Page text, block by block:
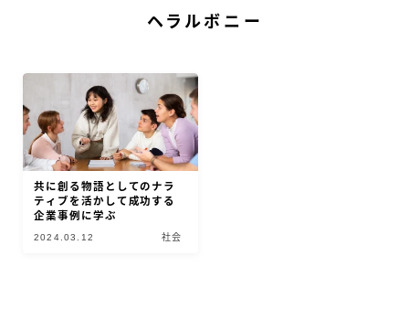
テクノロジー
BlueMeme
ヘラルボニー
共に創る物語としてのナラ
ティブを活かして成功する
企業事例に学ぶ
2024.03.12 社会